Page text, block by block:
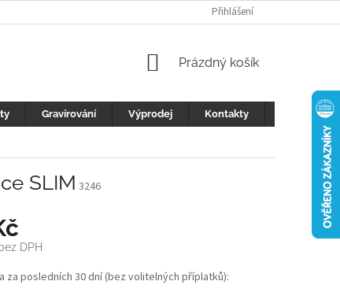
REKLAMACE
Přihlášení
NÁKUPNÍ
Prázdný košík
Gravírování Výprodej Kontakty
SLIM 3246
DPH
za posledních 30 dní (bez volitelných příplatků):